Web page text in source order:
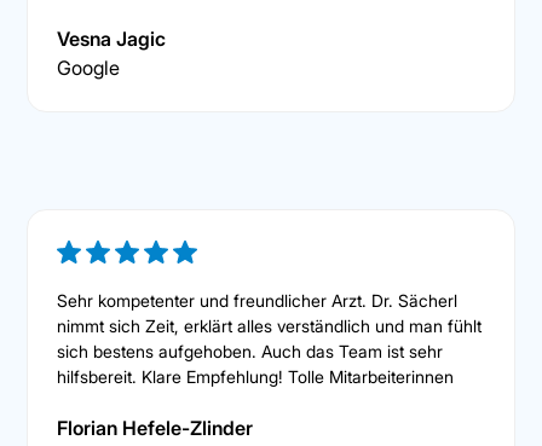
Vesna Jagic
Google
Sehr kompetenter und freundlicher Arzt. Dr. Sächerl
nimmt sich Zeit, erklärt alles verständlich und man fühlt
sich bestens aufgehoben. Auch das Team ist sehr
hilfsbereit. Klare Empfehlung! Tolle Mitarbeiterinnen
Florian Hefele-Zlinder